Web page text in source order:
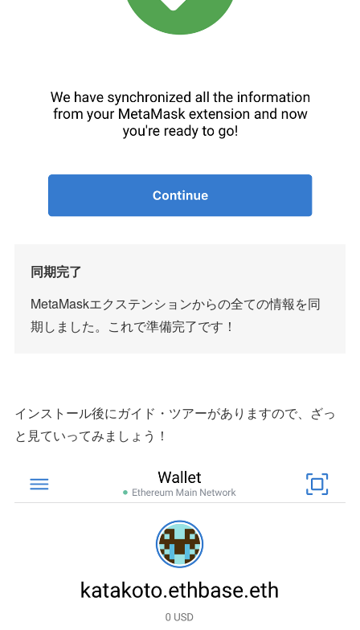
同期完了
MetaMaskエクステンションからの全ての情報を同
期しました。これで準備完了です！
インストール後にガイド・ツアーがありますので、ざっ
と見ていってみましょう！